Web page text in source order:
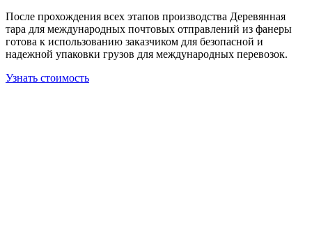
После прохождения всех этапов производства Деревянная
тара для международных почтовых отправлений из фанеры
готова к использованию заказчиком для безопасной и
надежной упаковки грузов для международных перевозок.
Узнать стоимость